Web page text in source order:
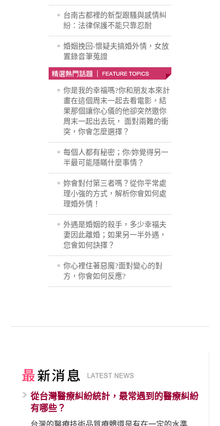
台南古都裡的新型跟騷與感情糾
紛：法律保護不能只靠忍耐
婚姻挽回-懷疑夫搞婚外情，女放
置錄音筆蒐證
你是我的幸福嗎?你和朋友本來計
畫在這個周末一起去看電影，結
果那個讓你心儀的他卻突然邀你
周末一起出去玩， 面對兩難的衝
突，你會怎麼選擇？
每個人都有秘密；你/妳覺得另一
半最可能隱瞞什麼事情？
妳會對付第三者嗎？從你平常處
理小強的方式，解析你會如何處
理婚外情！
外遇是婚姻的殺手，多少幸福夫
妻因此離婚；如果另一半外遇，
您會如何訣擇？
你心裡住著惡魔?面對變心的對
方，你會如何反應?
從台灣醫療糾紛統計，最常遇到的醫療糾紛
有哪些？